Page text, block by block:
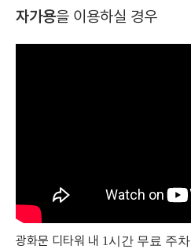
자가용을 이용하실 경우
광화문 디타워 내 1시간 무료 주차